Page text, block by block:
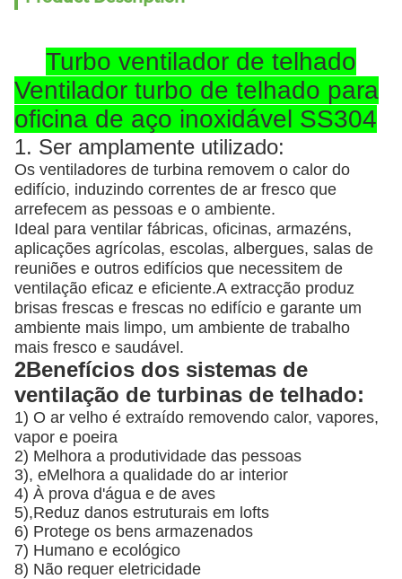
Turbo ventilador de telhado
Ventilador turbo de telhado para
oficina de aço inoxidável SS304
1. Ser amplamente utilizado:
Os ventiladores de turbina removem o calor do
edifício, induzindo correntes de ar fresco que
arrefecem as pessoas e o ambiente.
Ideal para ventilar fábricas, oficinas, armazéns,
aplicações agrícolas, escolas, albergues, salas de
reuniões e outros edifícios que necessitem de
ventilação eficaz e eficiente.A extracção produz
brisas frescas e frescas no edifício e garante um
ambiente mais limpo, um ambiente de trabalho
mais fresco e saudável.
2Benefícios dos sistemas de
ventilação de turbinas de telhado:
1) O ar velho é extraído removendo calor, vapores,
vapor e poeira
2) Melhora a produtividade das pessoas
3), eMelhora a qualidade do ar interior
4) À prova d'água e de aves
5),Reduz danos estruturais em lofts
6) Protege os bens armazenados
7) Humano e ecológico
8) Não requer eletricidade